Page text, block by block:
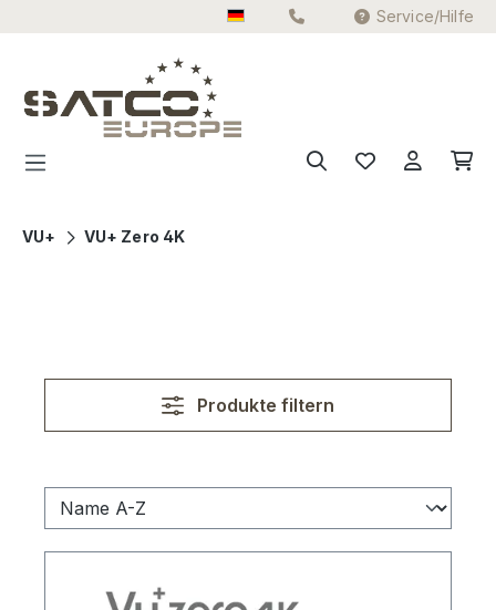
Zum Hauptinhalt springen Service/Hilfe
VU+ VU+ Zero 4K
Produkte filtern